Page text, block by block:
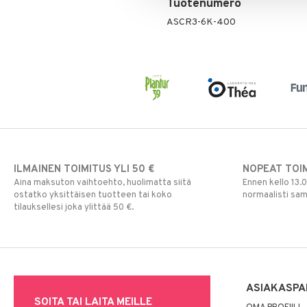
Tuotenumero
ASCR3-6K-400
ILMAINEN TOIMITUS YLI 50 €
Aina maksuton vaihtoehto, huolimatta siitä
ostatko yksittäisen tuotteen tai koko
tilauksellesi joka ylittää 50 €.
NOPEAT
Ennen kello
normaalisti
SOITA TAI LAITA MEILLE